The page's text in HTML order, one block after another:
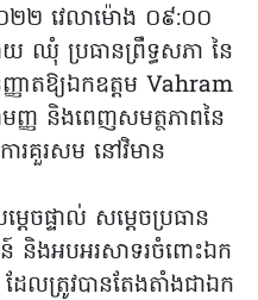
០២២ វេលាម៉ោង ០៩:០០
ឈុំ ប្រធានព្រឹទ្ធសភា នៃ
ញាតឱ្យឯកឧត្តម Vahram
ញ្ញ និងពេញសមត្ថភាពនៃ
ារគួរសម នៅវិមាន
េចផ្ទាល់ សម្តេចប្រធាន
ន៍ និងអបអរសាទរចំពោះឯក
លត្រូវបានតែងតាំងជាឯក